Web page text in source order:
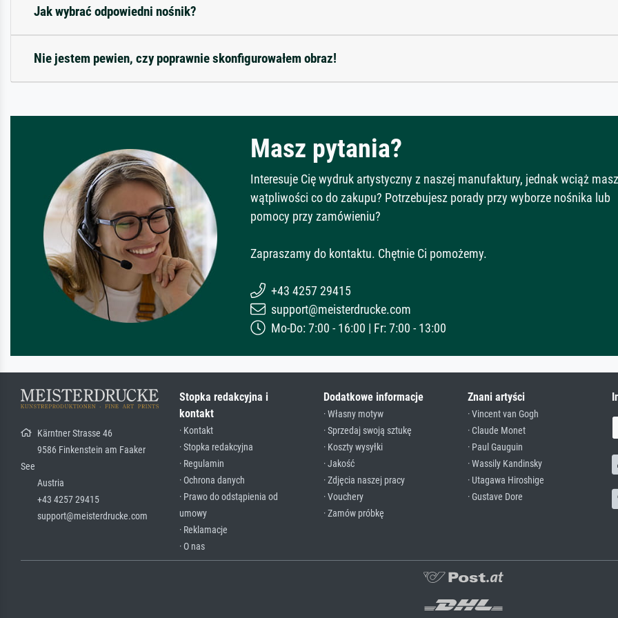
Jak wybrać odpowiedni nośnik?
Nie jestem pewien, czy poprawnie skonfigurowałem obraz!
Masz pytania?
Interesuje Cię wydruk artystyczny z naszej manufaktury, jednak wciąż masz
wątpliwości co do zakupu? Potrzebujesz porady przy wyborze nośnika lub
pomocy przy zamówieniu?
Zapraszamy do kontaktu. Chętnie Ci pomożemy.
+43 4257 29415
support@meisterdrucke.com
Mo-Do: 7:00 - 16:00 | Fr: 7:00 - 13:00
Kärntner Strasse 46
9586 Finkenstein am Faaker
See
Austria
+43 4257 29415
support@meisterdrucke.com
Stopka redakcyjna i
kontakt
· Kontakt
· Stopka redakcyjna
· Regulamin
· Ochrona danych
· Prawo do odstąpienia od
umowy
· Reklamacje
· O nas
Dodatkowe informacje
· Własny motyw
· Sprzedaj swoją sztukę
· Koszty wysyłki
· Jakość
· Zdjęcia naszej pracy
· Vouchery
· Zamów próbkę
Znani artyści
· Vincent van Gogh
· Claude Monet
· Paul Gauguin
· Wassily Kandinsky
· Utagawa Hiroshige
· Gustave Dore